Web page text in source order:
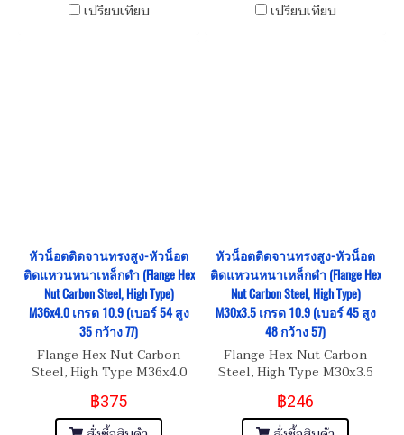
เปรียบเทียบ
เปรียบเทียบ
หัวน็อตติดจานทรงสูง-หัวน็อต
ติดแหวนหนาเหล็กดำ (Flange Hex
Nut Carbon Steel, High Type)
M36x4.0 เกรด 10.9 (เบอร์ 54 สูง
35 กว้าง 77)
Flange Hex Nut Carbon
Steel, High Type M36x4.0
เกรด 10.9
฿375
หัวน็อตติดจานทรงสูง-หัวน็อต
ติดแหวนหนาเหล็กดำ (Flange Hex
Nut Carbon Steel, High Type)
M30x3.5 เกรด 10.9 (เบอร์ 45 สูง
48 กว้าง 57)
Flange Hex Nut Carbon
Steel, High Type M30x3.5
เกรด 10.9
฿246